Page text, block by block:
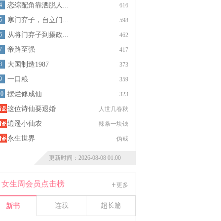
616
恋综配角靠洒脱人...
598
寒门弃子，自立门...
462
从将门弃子到摄政...
417
帝路至强
373
大国制造1987
359
一口粮
323
摆烂修成仙
人世几春秋
这位诗仙要退婚
辣条一块钱
逍遥小仙农
伪戒
永生世界
更新时间：2026-08-08 01:00
更多
女生周会员点击榜
新书 连载 超长篇